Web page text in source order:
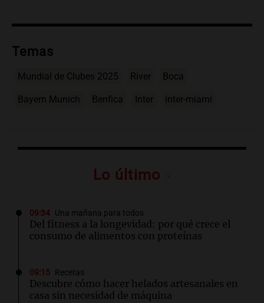
Temas
Mundial de Clubes 2025 River Boca
Bayern Munich Benfica Inter inter-miami
Lo último
09:34 Una mañana para todos
Del fitness a la longevidad: por qué crece el
consumo de alimentos con proteínas
09:15 Recetas
Descubre cómo hacer helados artesanales en
casa sin necesidad de máquina